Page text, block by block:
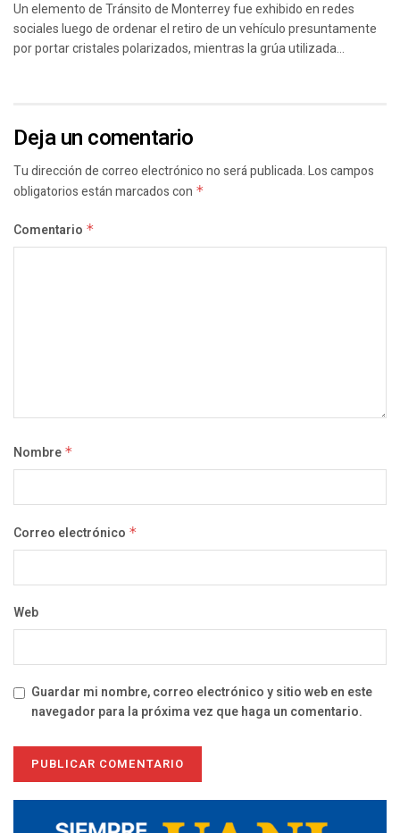
Un elemento de Tránsito de Monterrey fue exhibido en redes
sociales luego de ordenar el retiro de un vehículo presuntamente
por portar cristales polarizados, mientras la grúa utilizada...
Deja un comentario
Tu dirección de correo electrónico no será publicada.Los campos
obligatorios están marcados con *
Comentario *
Nombre *
Correo electrónico *
Web
Guardar mi nombre, correo electrónico y sitio web en este
navegador para la próxima vez que haga un comentario.